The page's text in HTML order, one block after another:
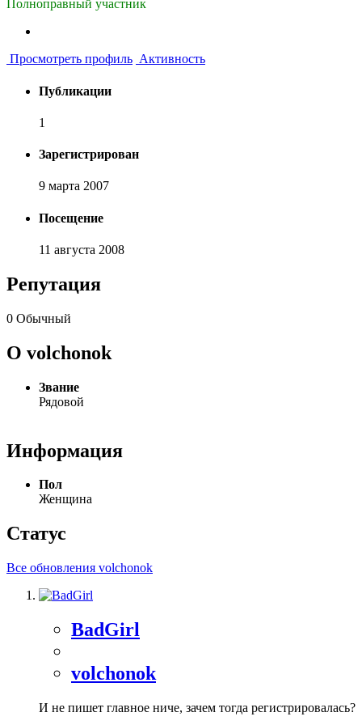
Полноправный участник
Просмотреть профиль Активность
Публикации
1
Зарегистрирован
9 марта 2007
Посещение
11 августа 2008
Репутация
0 Обычный
О volchonok
Звание
Рядовой
Информация
Пол
Женщина
Статус
Все обновления volchonok
BadGirl
volchonok
И не пишет главное ниче, зачем тогда регистрировалась?